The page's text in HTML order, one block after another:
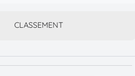
CLASSEMENT